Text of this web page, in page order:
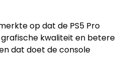
op dat de PS5 Pro
kwaliteit en betere
dat doet de console